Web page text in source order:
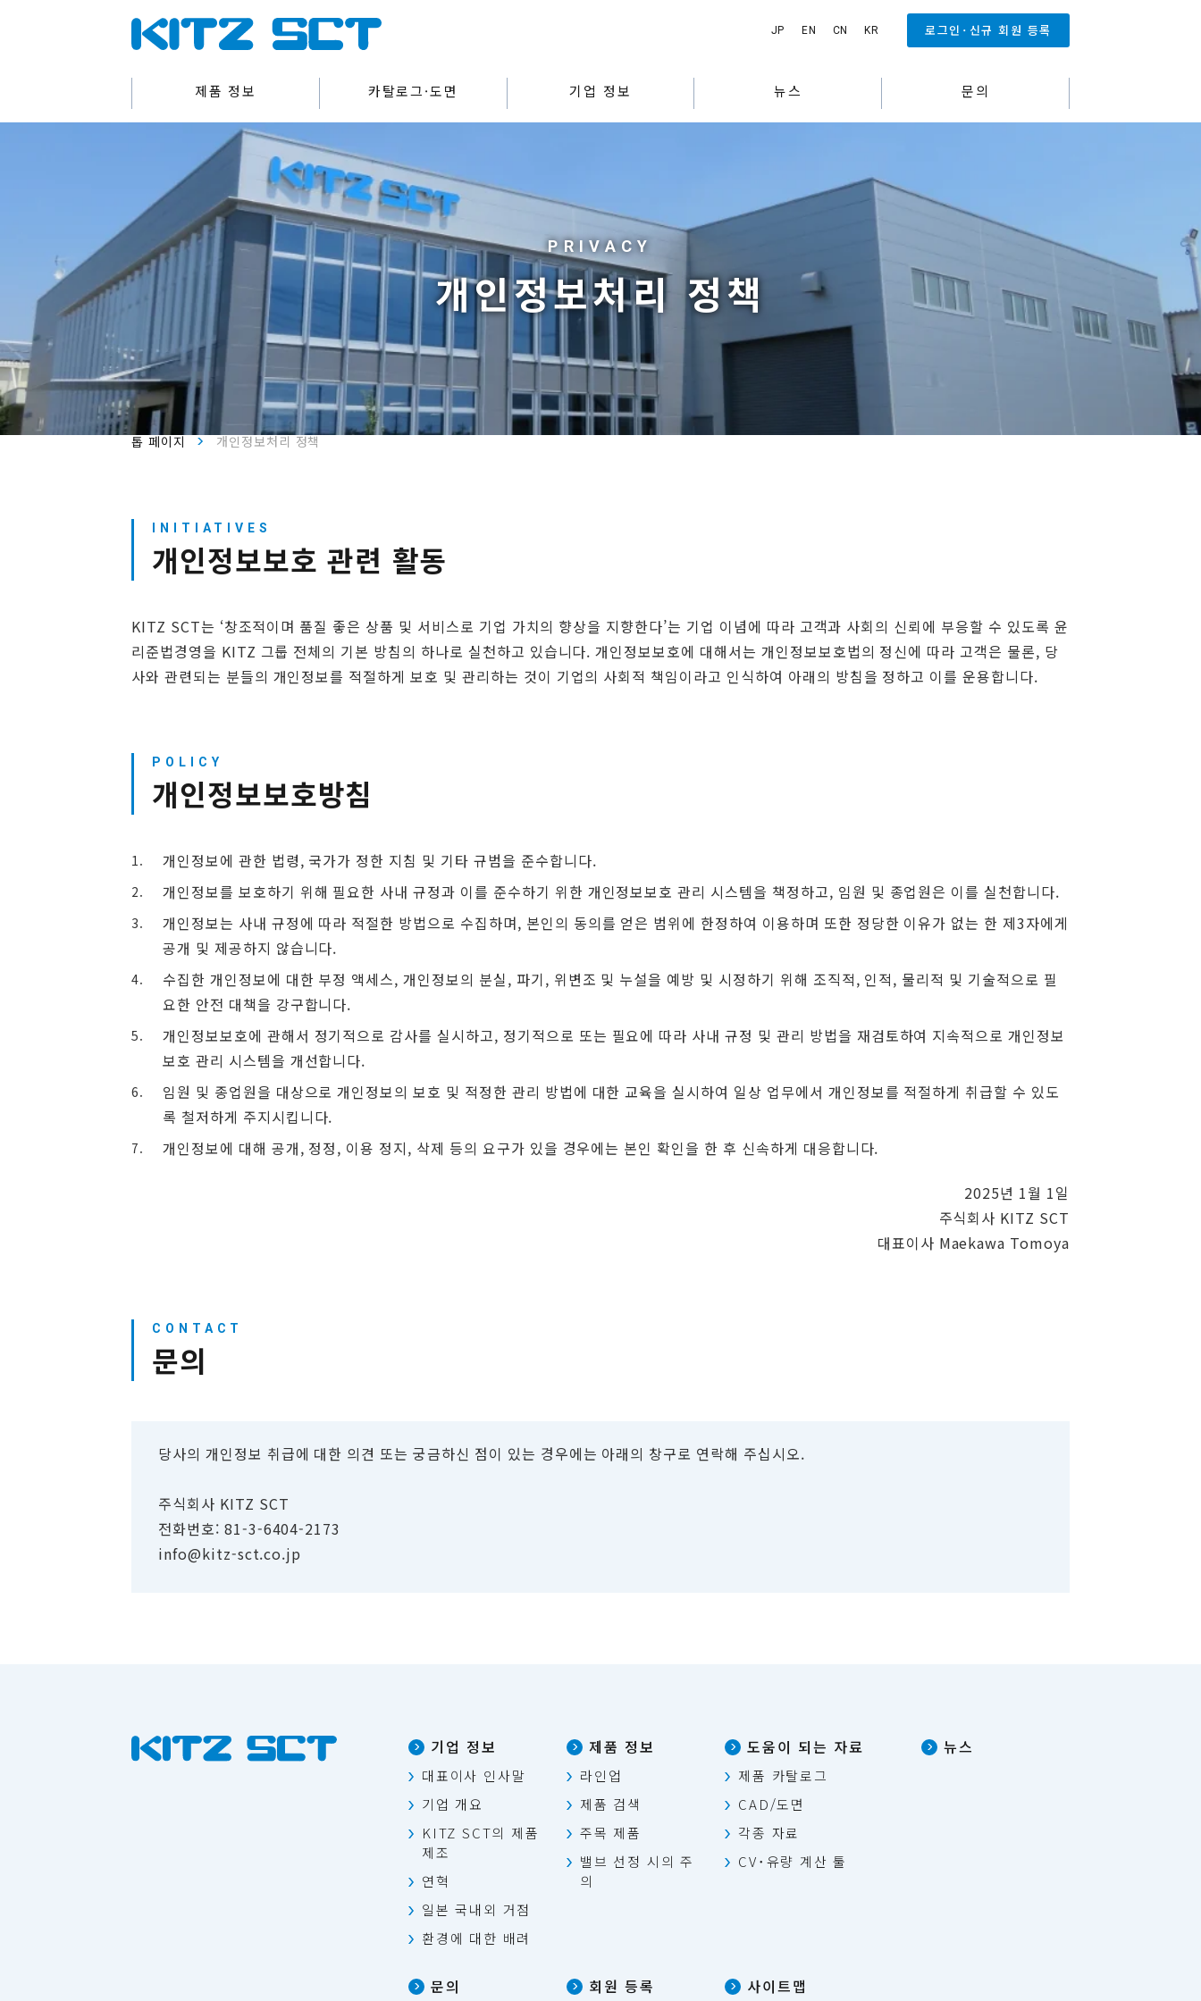
JP EN CN KR 로그인･신규 회원 등록
제품 정보 카탈로그·도면 기업 정보 뉴스 문의
개인정보처리 정책
톱 페이지 개인정보처리 정책
개인정보보호 관련 활동
KITZ SCT는 ‘창조적이며 품질 좋은 상품 및 서비스로 기업 가치의 향상을 지향한다’는 기업 이념에 따라 고객과 사회의 신뢰에 부응할 수 있도록 윤
리준법경영을 KITZ 그룹 전체의 기본 방침의 하나로 실천하고 있습니다. 개인정보보호에 대해서는 개인정보보호법의 정신에 따라 고객은 물론, 당
사와 관련되는 분들의 개인정보를 적절하게 보호 및 관리하는 것이 기업의 사회적 책임이라고 인식하여 아래의 방침을 정하고 이를 운용합니다.
개인정보보호방침
개인정보에 관한 법령, 국가가 정한 지침 및 기타 규범을 준수합니다.
개인정보를 보호하기 위해 필요한 사내 규정과 이를 준수하기 위한 개인정보보호 관리 시스템을 책정하고, 임원 및 종업원은 이를 실천합니다.
개인정보는 사내 규정에 따라 적절한 방법으로 수집하며, 본인의 동의를 얻은 범위에 한정하여 이용하며 또한 정당한 이유가 없는 한 제3자에게
공개 및 제공하지 않습니다.
수집한 개인정보에 대한 부정 액세스, 개인정보의 분실, 파기, 위변조 및 누설을 예방 및 시정하기 위해 조직적, 인적, 물리적 및 기술적으로 필
요한 안전 대책을 강구합니다.
개인정보보호에 관해서 정기적으로 감사를 실시하고, 정기적으로 또는 필요에 따라 사내 규정 및 관리 방법을 재검토하여 지속적으로 개인정보
보호 관리 시스템을 개선합니다.
임원 및 종업원을 대상으로 개인정보의 보호 및 적정한 관리 방법에 대한 교육을 실시하여 일상 업무에서 개인정보를 적절하게 취급할 수 있도
록 철저하게 주지시킵니다.
개인정보에 대해 공개, 정정, 이용 정지, 삭제 등의 요구가 있을 경우에는 본인 확인을 한 후 신속하게 대응합니다.
2025년 1월 1일
주식회사 KITZ SCT
대표이사 Maekawa Tomoya
문의
당사의 개인정보 취급에 대한 의견 또는 궁금하신 점이 있는 경우에는 아래의 창구로 연락해 주십시오.
주식회사 KITZ SCT
전화번호: 81-3-6404-2173
info@kitz-sct.co.jp
기업 정보
대표이사 인사말
기업 개요
KITZ SCT의 제품
제조
연혁
일본 국내외 거점
환경에 대한 배려
제품 정보
라인업
제품 검색
주목 제품
밸브 선정 시의 주
의
도움이 되는 자료
제품 카탈로그
CAD/도면
각종 자료
CV･유량 계산 툴
뉴스
문의 회원 등록 사이트맵